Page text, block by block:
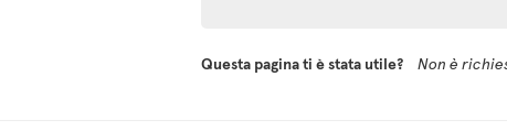
Questa pagina ti è stata utile? Non è